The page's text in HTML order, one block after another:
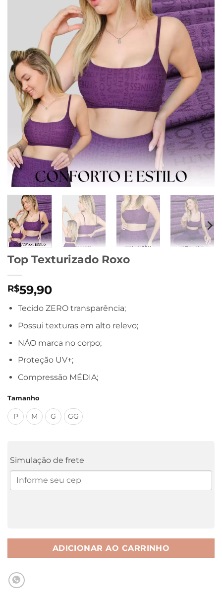
Top Texturizado Roxo
R$59,90
Tecido ZERO transparência;
Possui texturas em alto relevo;
NÃO marca no corpo;
Proteção UV+;
Compressão MÉDIA;
Tamanho
P M G GG
Simulação de frete
ADICIONAR AO CARRINHO